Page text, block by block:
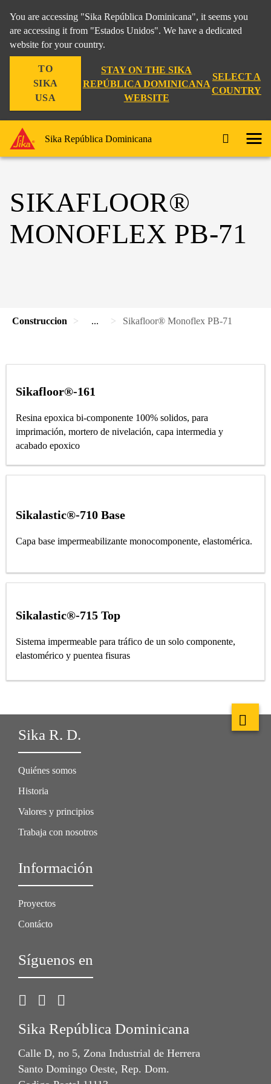
You are accessing "Sika República Dominicana", it seems you
are accessing it from "Estados Unidos". We have a dedicated
website for your country.
TO
SIKA
USA
STAY ON THE SIKA
REPÚBLICA DOMINICANA
WEBSITE
SELECT A
COUNTRY
Sika República Dominicana
SIKAFLOOR®
MONOFLEX PB-71
Construccion ... Sikafloor® Monoflex PB-71
Sikafloor®-161
Resina epoxica bi-componente 100% solidos, para
imprimación, mortero de nivelación, capa intermedia y
acabado epoxico
Sikalastic®-710 Base
Capa base impermeabilizante monocomponente, elastomérica.
Sikalastic®-715 Top
Sistema impermeable para tráfico de un solo componente,
elastomérico y puentea fisuras
Sika R. D.
Quiénes somos
Historia
Valores y principios
Trabaja con nosotros
Información
Proyectos
Contácto
Síguenos en
Sika República Dominicana
Calle D, no 5, Zona Industrial de Herrera
Santo Domingo Oeste, Rep. Dom.